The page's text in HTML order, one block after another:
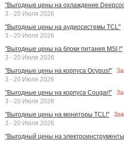
"Выгодные цены на охлаждение
3 - 20 Июля 2026
"Выгодные цены на аудиосистемы TCL"
3 - 20 Июля 2026
"Выгодные цены на блоки питания MSI !"
3 - 20 Июля 2026
"Выгодные цены на корпуса Ocypus!"
3 - 20 Июля 2026
"Выгодные цены на корпуса Cougar!"
3 - 20 Июля 2026
"Выгодные цены на мониторы TCL!"
3 - 20 Июля 2026
"Выгодный цены на